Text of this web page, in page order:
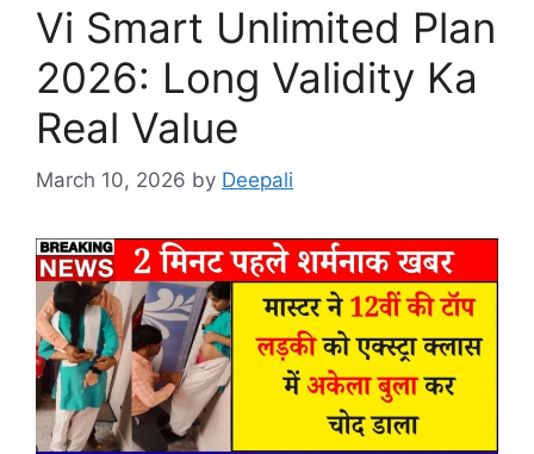
Vi Smart Unlimited Plan
2026: Long Validity Ka
Real Value
March 10, 2026 by Deepali